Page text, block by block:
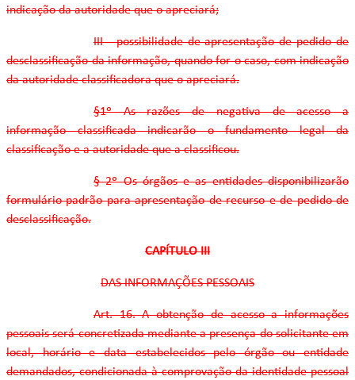
indicação da autoridade que o apreciará;
III - possibilidade de apresentação de pedido de
desclassificação da informação, quando for o caso, com indicação
da autoridade classificadora que o apreciará.
§1º As razões de negativa de acesso a
informação classificada indicarão o fundamento legal da
classificação e a autoridade que a classificou.
§ 2º Os órgãos e as entidades disponibilizarão
formulário padrão para apresentação de recurso e de pedido de
desclassificação.
CAPÍTULO III
DAS INFORMAÇÕES PESSOAIS
Art. 16. A obtenção de acesso a informações
pessoais será concretizada mediante a presença do solicitante em
local, horário e data estabelecidos pelo órgão ou entidade
demandados, condicionada à comprovação da identidade pessoal